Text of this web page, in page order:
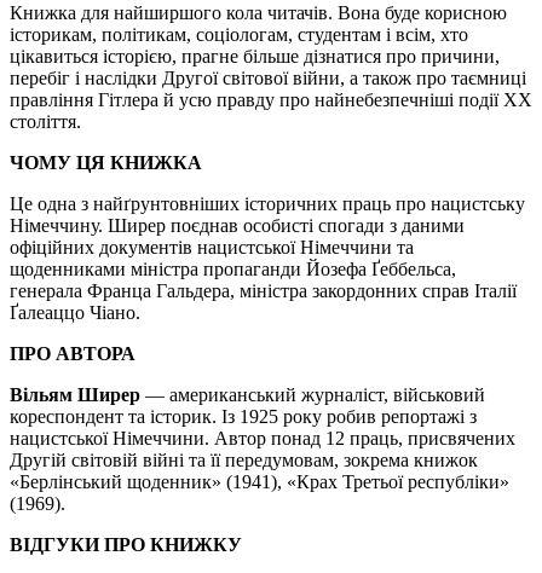
Книжка для найширшого кола читачів. Вона буде корисною
історикам, політикам, соціологам, студентам і всім, хто
цікавиться історією, прагне більше дізнатися про причини,
перебіг і наслідки Другої світової війни, а також про таємниці
правління Гітлера й усю правду про найнебезпечніші події ХХ
століття.
ЧОМУ ЦЯ КНИЖКА
Це одна з найґрунтовніших історичних праць про нацистську
Німеччину. Ширер поєднав особисті спогади з даними
офіційних документів нацистської Німеччини та
щоденниками міністра пропаганди Йозефа Ґеббельса,
генерала Франца Гальдера, міністра закордонних справ Італії
Ґалеаццо Чіано.
ПРО АВТОРА
Вільям Ширер — американський журналіст, військовий
кореспондент та історик. Із 1925 року робив репортажі з
нацистської Німеччини. Автор понад 12 праць, присвячених
Другій світовій війні та її передумовам, зокрема книжок
«Берлінський щоденник» (1941), «Крах Третьої республіки»
(1969).
ВІДГУКИ ПРО КНИЖКУ